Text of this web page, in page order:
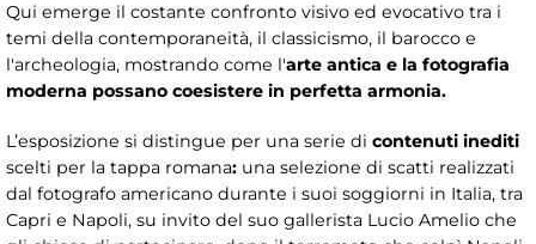
Qui emerge il costante confronto visivo ed evocativo tra i
temi della contemporaneità, il classicismo, il barocco e
l'archeologia, mostrando come l'arte antica e la fotografia
moderna possano coesistere in perfetta armonia.
L’esposizione si distingue per una serie di contenuti inediti
scelti per la tappa romana: una selezione di scatti realizzati
dal fotografo americano durante i suoi soggiorni in Italia, tra
Capri e Napoli, su invito del suo gallerista Lucio Amelio che